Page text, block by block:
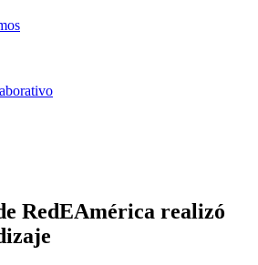
RedEAmérica realizó